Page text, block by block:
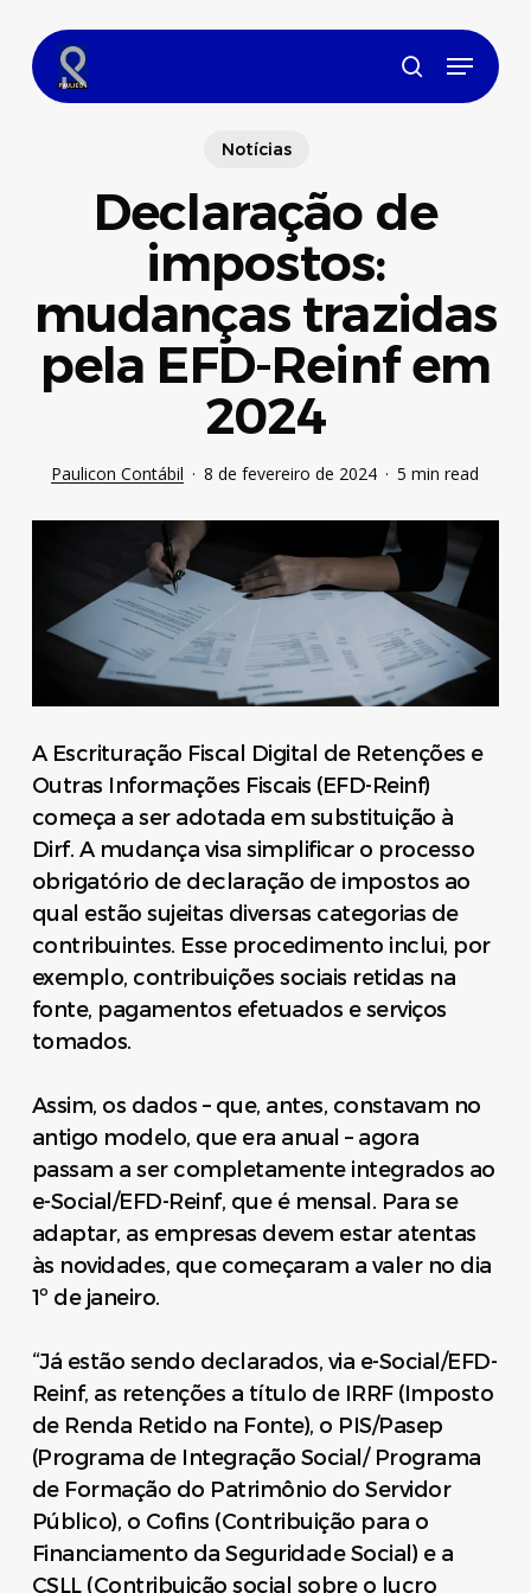
main
content
search
Menu
Notícias
Declaração de
impostos:
mudanças trazidas
pela EFD-Reinf em
2024
Paulicon Contábil 8 de fevereiro de 2024 5 min read
A Escrituração Fiscal Digital de Retenções e
Outras Informações Fiscais (EFD-Reinf)
começa a ser adotada em substituição à
Dirf. A mudança visa simplificar o processo
obrigatório de declaração de impostos ao
qual estão sujeitas diversas categorias de
contribuintes. Esse procedimento inclui, por
exemplo, contribuições sociais retidas na
fonte, pagamentos efetuados e serviços
tomados.
Assim, os dados – que, antes, constavam no
antigo modelo, que era anual – agora
passam a ser completamente integrados ao
e-Social/EFD-Reinf, que é mensal. Para se
adaptar, as empresas devem estar atentas
às novidades, que começaram a valer no dia
1º de janeiro.
“Já estão sendo declarados, via e-Social/EFD-
Reinf, as retenções a título de IRRF (Imposto
de Renda Retido na Fonte), o PIS/Pasep
(Programa de Integração Social/ Programa
de Formação do Patrimônio do Servidor
Público), o Cofins (Contribuição para o
Financiamento da Seguridade Social) e a
CSLL (Contribuição social sobre o lucro